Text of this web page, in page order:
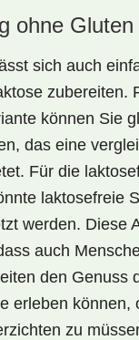
ohne
sich auch
zubereiten.
können Sie
das eine
Für die
laktosefreie
werden. Diese
auch
den Genuss
erleben können,
zu